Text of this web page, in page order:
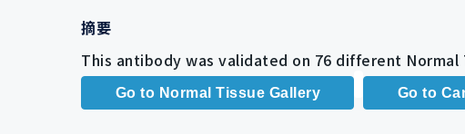
摘要
This antibody was validated on 76 different Normal
Go to Normal Tissue Gallery Go to